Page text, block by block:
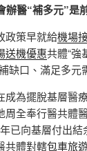
辦醫“補多元”是
政策早就給機場
送機優惠共體“強
缺口、滿足多元
成為擺脫基層醫
全奉行醫共體
已向基層付出結
共體對轄包車旅